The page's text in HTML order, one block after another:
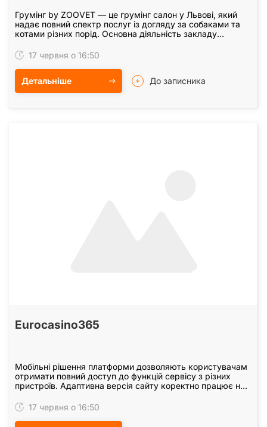
Грумінг by ZOOVET — це грумінг салон у Львові, який
надає повний спектр послуг із догляду за собаками та
котами різних порід. Основна діяльність закладу
17 червня о 16:50
Детальніше До записника
Eurocasino365
Мобільні рішення платформи дозволяють користувачам
отримати повний доступ до функцій сервісу з різних
пристроїв. Адаптивна версія сайту коректно працює на
17 червня о 16:50